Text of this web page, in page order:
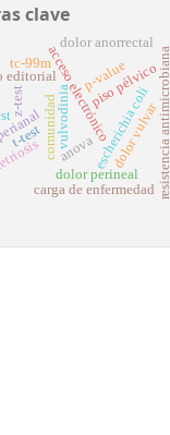
clave
editorialacceso electrónico
comunidad escherichia coliresistencia antimicrobiana
dolor perineal
vulvodinia dolor vulvar
piso pélvico
dolor anorrectal
carga de enfermedad
p-value
z-test
t-test anova
tc-99m